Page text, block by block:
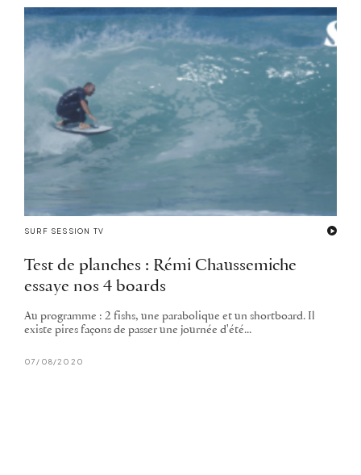
SURF SESSION TV
Test de planches : Rémi Chaussemiche
essaye nos 4 boards
Au programme : 2 fishs, une parabolique et un shortboard. Il
existe pires façons de passer une journée d'été...
07/08/2020